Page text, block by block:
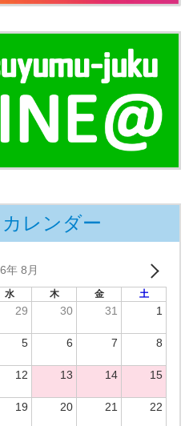
レンダー
年 8月
水 木 金 土
29 30 31 1
5 6 7 8
12 13 14 15
19 20 21 22